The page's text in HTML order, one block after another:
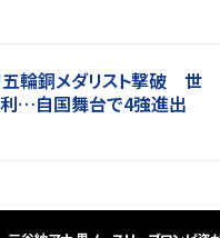
五輪銅メダリスト撃破 世
利…自国舞台で4強進出